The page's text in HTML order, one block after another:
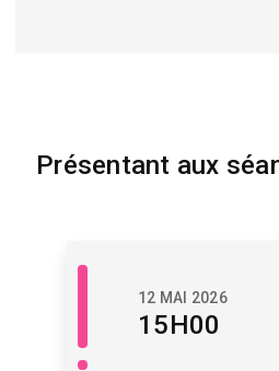
Présentant aux
Savoir
12 MAI 2026
15H00